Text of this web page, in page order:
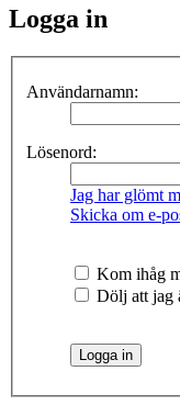
Logga in
Användarnamn:
Lösenord:
Jag har glömt
Skicka om e-
Kom ihåg
Dölj att jag